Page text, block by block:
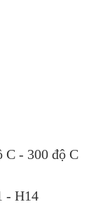
C - 300 độ C
- H14